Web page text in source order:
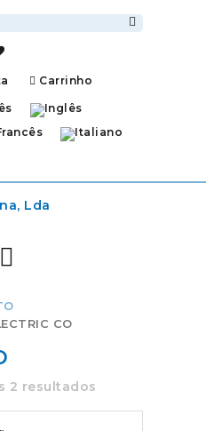
Carrinho
CO
2 resultados